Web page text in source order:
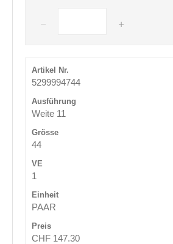
5299994744
Weite 11
44
1
PAAR
CHF 147.30